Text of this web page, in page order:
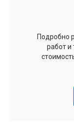
Подробно
работ и